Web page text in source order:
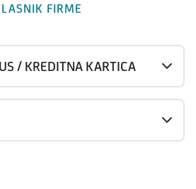
FIRME
/ KREDITNA KARTICA